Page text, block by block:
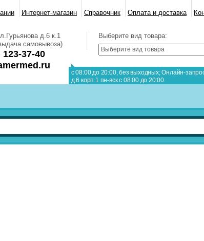
Интернет-магазин Справочник Оплата и доставка
д.6 к.1
самовывоза)
123-37-40
Выберите вид товара:
с 08:00 до 20:00, без выходных; Онлайн-
д.6 корп.1 пн-вск с 08:00 до 20:00.